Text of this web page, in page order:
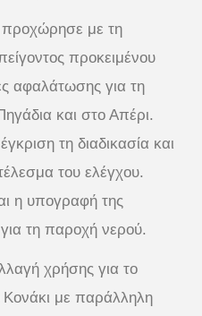
με τη
προκειμένου
αφαλάτωσης για τη
και στο Απέρι.
τη διαδικασία και
του ελέγχου.
η υπογραφή της
τη παροχή νερού.
χρήσης για το
Κονάκι με παράλληλη